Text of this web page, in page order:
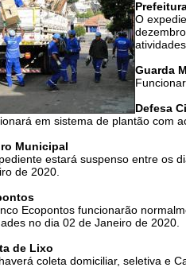
O
Guarda
Defesa
em sistema de plantão com
Municipal
estará suspenso entre os
de 2020.
Ecopontos funcionarão
no dia 02 de Janeiro de 2020.
de Lixo
coleta domiciliar, seletiva e